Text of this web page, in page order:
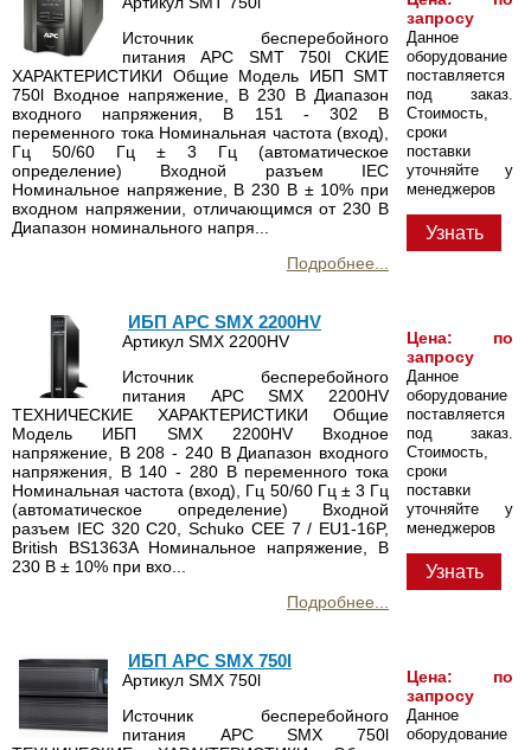
запросу
Данное
оборудование
поставляется
под заказ.
Стоимость,
сроки
поставки
уточняйте у
менеджеров
Узнать
Источник бесперебойного
питания APC SMT 750l СКИЕ
ХАРАКТЕРИСТИКИ Общие Модель ИБП SMT
750l Входное напряжение, В 230 В Диапазон
входного напряжения, В 151 - 302 В
переменного тока Номинальная частота (вход),
Гц 50/60 Гц ± 3 Гц (автоматическое
определение) Входной разъем IEC
Номинальное напряжение, В 230 В ± 10% при
входном напряжении, отличающимся от 230 В
Диапазон номинального напря...
Подробнее...
Цена: по
запросу
Данное
оборудование
поставляется
под заказ.
Стоимость,
сроки
поставки
уточняйте у
менеджеров
Узнать
ИБП APC SMX 2200HV
Артикул SMX 2200HV
Источник бесперебойного
питания APC SMX 2200HV
ТЕХНИЧЕСКИЕ ХАРАКТЕРИСТИКИ Общие
Модель ИБП SMX 2200HV Входное
напряжение, В 208 - 240 В Диапазон входного
напряжения, В 140 - 280 В переменного тока
Номинальная частота (вход), Гц 50/60 Гц ± 3 Гц
(автоматическое определение) Входной
разъем IEC 320 C20, Schuko CEE 7 / EU1-16P,
British BS1363A Номинальное напряжение, В
230 В ± 10% при вхо...
Подробнее...
Цена: по
запросу
Данное
оборудование
ИБП APC SMX 750l
Артикул SMX 750l
Источник бесперебойного
питания APC SMX 750l